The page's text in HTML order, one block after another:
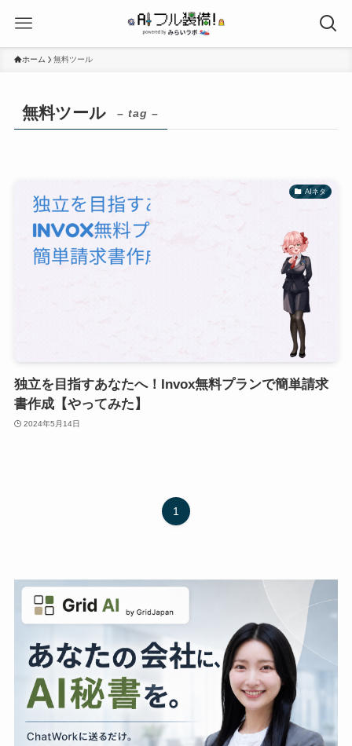
ホーム 無料ツール
無料ツール – tag –
AIネタ
独立を目指すあなたへ！Invox無料プランで簡単請求
書作成【やってみた】
2024年5月14日
1